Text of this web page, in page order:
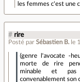
les femmes c'est une
# rire
Posté par Sébastien B. le
(genre l'avocate -
morte de rire
minable et
convenablement son